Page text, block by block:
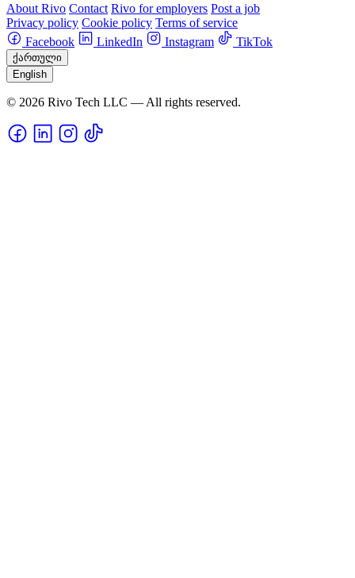
About Rivo Contact Rivo for employers Post a job
Privacy policy Cookie policy Terms of service
Facebook
LinkedIn Instagram TikTok
ქართული
English
© 2026 Rivo Tech LLC — All rights reserved.